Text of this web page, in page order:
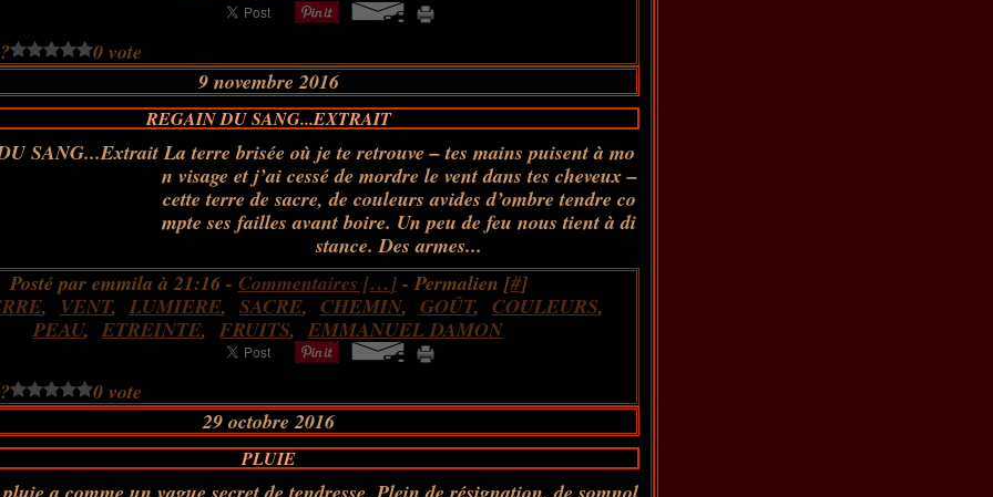
0 vote
9 novembre 2016
REGAIN DU SANG...EXTRAIT
La terre brisée où je te retrouve – tes mains puisent à mo
n visage et j’ai cessé de mordre le vent dans tes cheveux –
cette terre de sacre, de couleurs avides d’ombre tendre co
mpte ses failles avant boire. Un peu de feu nous tient à di
stance. Des armes...
Posté par emmila à 21:16 - Commentaires […]- Permalien [#]
, VENT, LUMIERE, SACRE, CHEMIN, GOÛT, COULEURS,
PEAU, ETREINTE, FRUITS, EMMANUEL DAMON
0 vote
29 octobre 2016
PLUIE